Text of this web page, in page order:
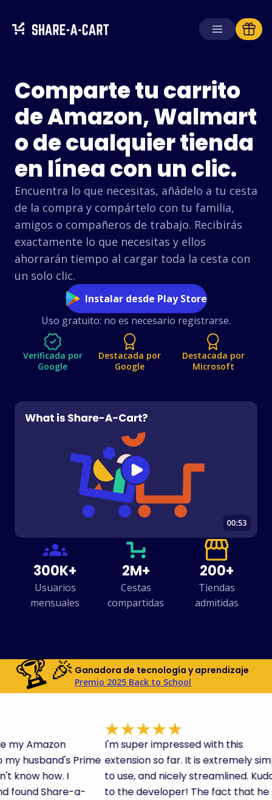
Crear carrito
Soluciones
Para consumidores
Para escuelas
Para empresas
Obtén Plus+
Iniciar sesión
Tiendas compatibles
Preguntas frecuentes
Guías de uso
Español (Spanish)
Comparte tu carrito
de Amazon, Walmart
o de cualquier tienda
en línea con un clic.
Encuentra lo que necesitas, añádelo a tu cesta
de la compra y compártelo con tu familia,
amigos o compañeros de trabajo. Recibirás
exactamente lo que necesitas y ellos
ahorrarán tiempo al cargar toda la cesta con
un solo clic.
Instalar desde Play Store
Uso gratuito: no es necesario registrarse.
Verificada por
Google
Destacada por
Google
Destacada por
Microsoft
300K+
Usuarios
mensuales
2M+
Cestas
compartidas
200+
Tiendas
admitidas
🏆🎉Ganadora de tecnología y aprendizaje
Premio 2025 Back to School
Amazon
husband's Prime
how. I
Share-a-
I'm super impressed with this
extension so far. It is extremely
to use, and nicely streamlined. Kudos
to the developer! The fact that he
Ulta Beauty
Mercado
Libre
Teachers Pay
Teachers
Shops
Eddie Bauer
Flinn
Scientific
Cabela's
Monoprix
Magento